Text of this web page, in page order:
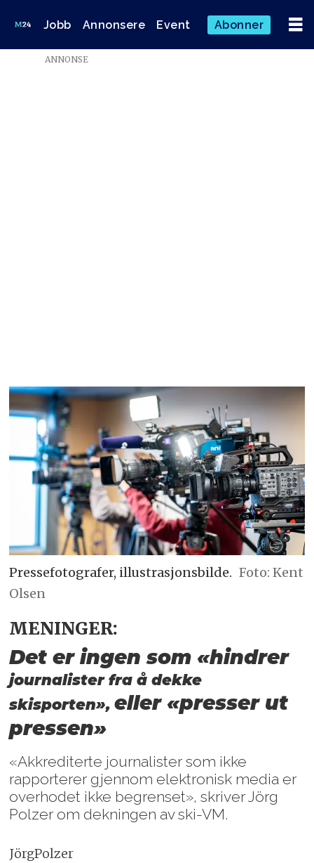
Jobb Annonsere Event Abonner
ANNONSE
Pressefotografer, illustrasjonsbilde. Foto: Kent
Olsen
MENINGER:
Det er ingen som «hindrer
journalister fra å dekke
skisporten»,eller «presser ut
pressen»
«Akkrediterte journalister som ikke
rapporterer gjennom elektronisk media er
overhodet ikke begrenset», skriver Jörg
Polzer om dekningen av ski-VM.
JörgPolzer